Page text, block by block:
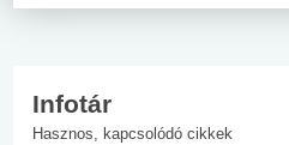
Infotár
Hasznos, kapcsolódó cikkek